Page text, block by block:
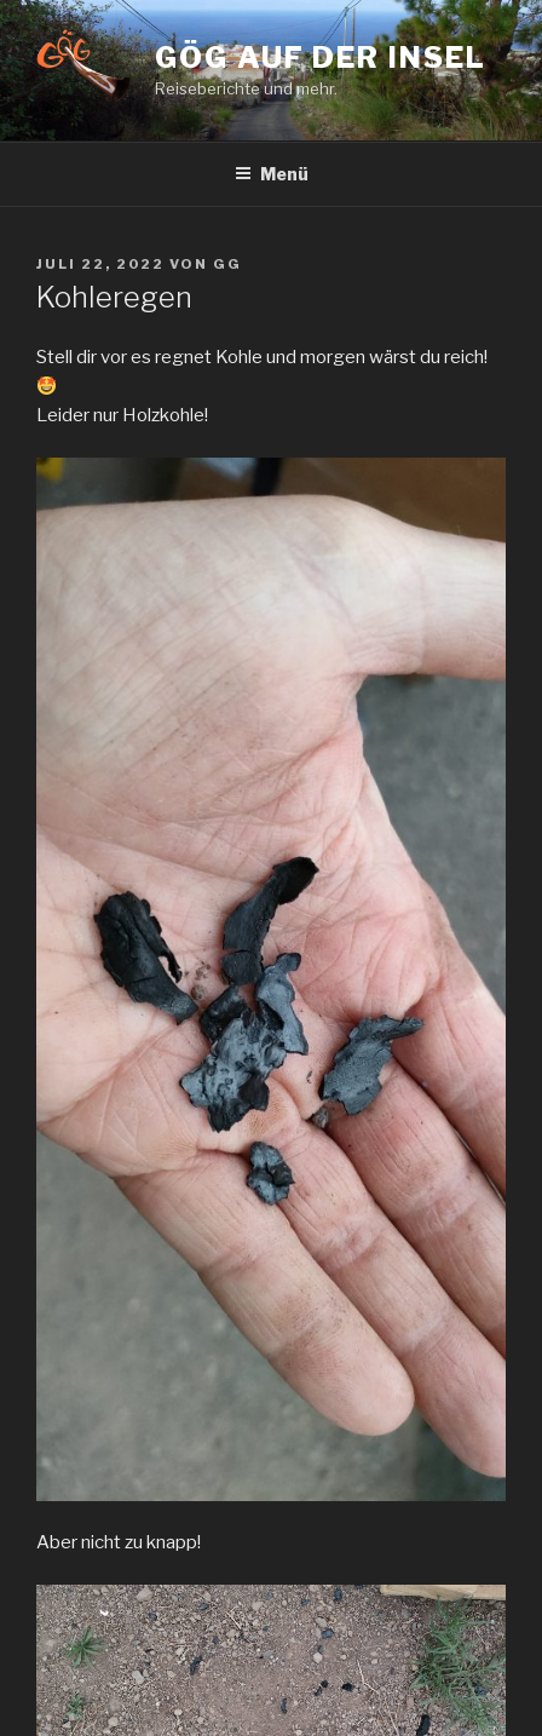
Zum
Inhalt
springen
GÖG AUF DER INSEL
Reiseberichte und mehr.
Menü
VERÖFFENTLICHT
AM
JULI 22, 2022 VON GG
Kohleregen
Stell dir vor es regnet Kohle und morgen wärst du reich!
Leider nur Holzkohle!
Aber nicht zu knapp!